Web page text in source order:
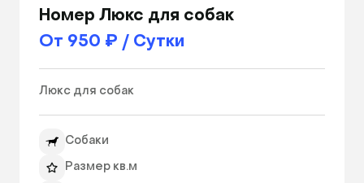
Номер Люкс для собак
От 950 ₽ / Сутки
Люкс для собак
Собаки
Размер кв.м